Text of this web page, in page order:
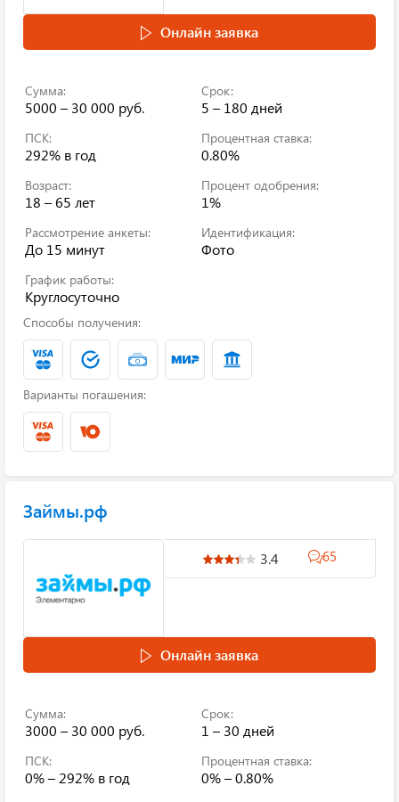
Онлайн заявка
Сумма:
5000 – 30 000 руб.
Срок:
5 – 180 дней
ПСК:
292% в год
Процентная ставка:
0.80%
Возраст:
18 – 65 лет
Процент одобрения:
1%
Рассмотрение анкеты:
До 15 минут
Идентификация:
Фото
График работы:
Круглосуточно
Способы получения:
Варианты погашения:
Займы.рф
3.4 65
Онлайн заявка
Сумма:
3000 – 30 000 руб.
Срок:
1 – 30 дней
ПСК:
0% – 292% в год
Процентная ставка:
0% – 0.80%